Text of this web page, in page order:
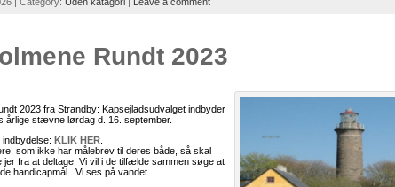
Rundt 2023
2023 fra Strandby: Kapsejladsudvalget indbyder
årlige stævne lørdag d. 16. september.
KLIK HER
som ikke har målebrev til deres både, så skal
jer fra at deltage. Vi vil i de tilfælde sammen søge at
handicapmål. Vi ses på vandet.